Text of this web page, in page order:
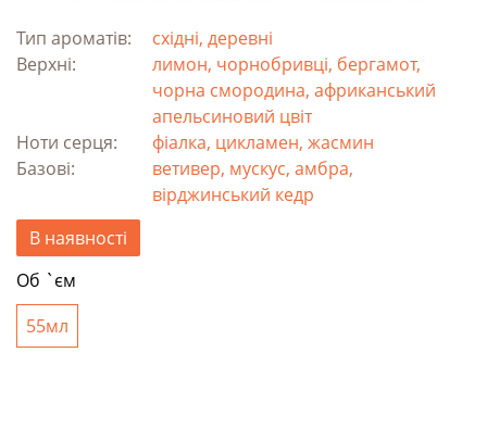
Тип ароматів:
східні, деревні
Верхні:
лимон, чорнобривці, бергамот,
чорна смородина, африканський
апельсиновий цвіт
Ноти серця:
фіалка, цикламен, жасмин
Базові:
ветивер, мускус, амбра,
вірджинський кедр
В наявності
Об `єм
55мл